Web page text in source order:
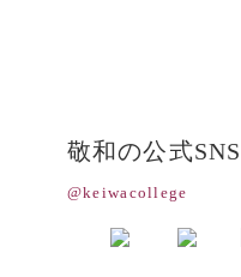
敬和の公式
@keiwacollege